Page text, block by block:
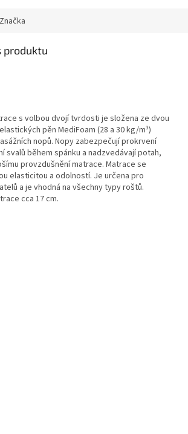
Značka
produktu
s volbou dvojí tvrdosti je složena ze dvou
pěn MediFoam (28 a 30 kg/m³)
nopů. Nopy zabezpečují prokrvení
svalů během spánku a nadzvedávají potah,
provzdušnění matrace. Matrace se
elasticitou a odolností. Je určena pro
a je vhodná na všechny typy roštů.
cca 17 cm.